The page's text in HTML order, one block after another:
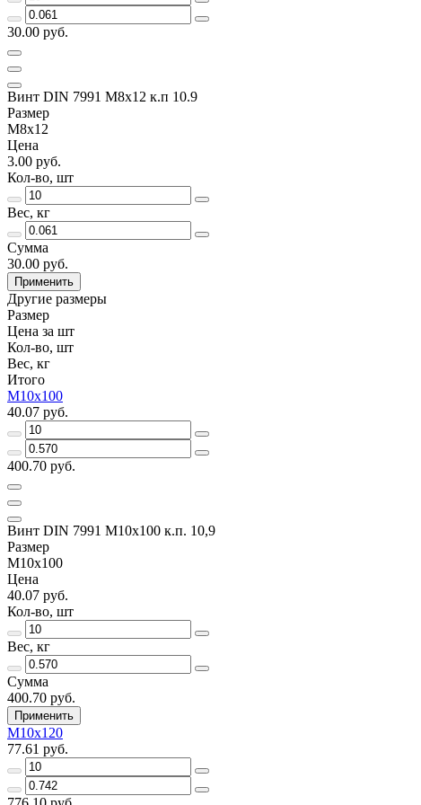
30.00 руб.
Винт DIN 7991 M8x12 к.п 10.9
Размер
M8x12
Цена
3.00 руб.
Кол-во, шт
Вес, кг
Сумма
30.00 руб.
Применить
Другие размеры
Размер
Цена за шт
Кол-во, шт
Вес, кг
Итого
M10x100
40.07 руб.
400.70 руб.
Винт DIN 7991 M10x100 к.п. 10,9
Размер
M10x100
Цена
40.07 руб.
Кол-во, шт
Вес, кг
Сумма
400.70 руб.
Применить
M10x120
77.61 руб.